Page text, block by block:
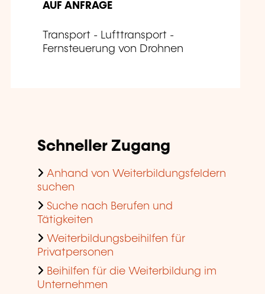
AUF ANFRAGE
Transport - Lufttransport -
Fernsteuerung von Drohnen
Schneller Zugang
Anhand von Weiterbildungsfeldern
suchen
Suche nach Berufen und
Tätigkeiten
Weiterbildungsbeihilfen für
Privatpersonen
Beihilfen für die Weiterbildung im
Unternehmen